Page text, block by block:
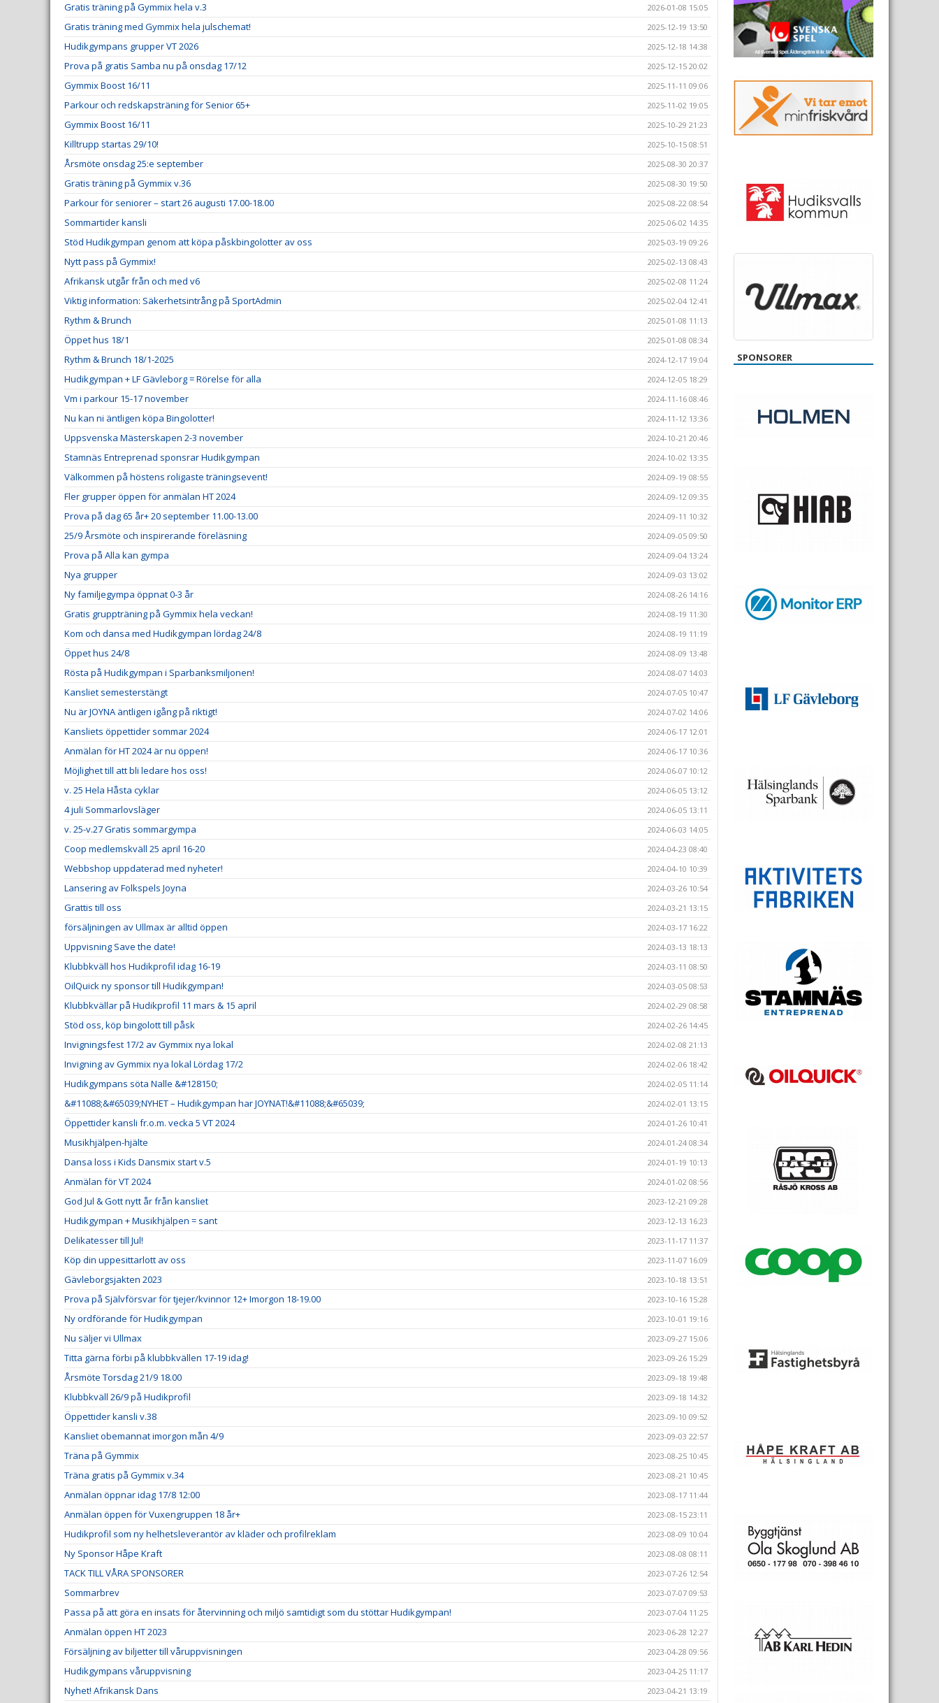
Gratis träning på Gymmix hela v.3 2026-01-08 15:05
Gratis träning med Gymmix hela julschemat! 2025-12-19 13:50
Hudikgympans grupper VT 2026 2025-12-18 14:38
Prova på gratis Samba nu på onsdag 17/12 2025-12-15 20:02
Gymmix Boost 16/11 2025-11-11 09:06
Parkour och redskapsträning för Senior 65+ 2025-11-02 19:05
Gymmix Boost 16/11 2025-10-29 21:23
Killtrupp startas 29/10! 2025-10-15 08:51
Årsmöte onsdag 25:e september 2025-08-30 20:37
Gratis träning på Gymmix v.36 2025-08-30 19:50
Parkour för seniorer – start 26 augusti 17.00-18.00 2025-08-22 08:54
Sommartider kansli 2025-06-02 14:35
Stöd Hudikgympan genom att köpa påskbingolotter av oss 2025-03-19 09:26
Nytt pass på Gymmix! 2025-02-13 08:43
Afrikansk utgår från och med v6 2025-02-08 11:24
Viktig information: Säkerhetsintrång på SportAdmin 2025-02-04 12:41
Rythm & Brunch 2025-01-08 11:13
Öppet hus 18/1 2025-01-08 08:34
Rythm & Brunch 18/1-2025 2024-12-17 19:04
Hudikgympan + LF Gävleborg = Rörelse för alla 2024-12-05 18:29
Vm i parkour 15-17 november 2024-11-16 08:46
Nu kan ni äntligen köpa Bingolotter! 2024-11-12 13:36
Uppsvenska Mästerskapen 2-3 november 2024-10-21 20:46
Stamnäs Entreprenad sponsrar Hudikgympan 2024-10-02 13:35
Välkommen på höstens roligaste träningsevent! 2024-09-19 08:55
Fler grupper öppen för anmälan HT 2024 2024-09-12 09:35
Prova på dag 65 år+ 20 september 11.00-13.00 2024-09-11 10:32
25/9 Årsmöte och inspirerande föreläsning 2024-09-05 09:50
Prova på Alla kan gympa 2024-09-04 13:24
Nya grupper 2024-09-03 13:02
Ny familjegympa öppnat 0-3 år 2024-08-26 14:16
Gratis gruppträning på Gymmix hela veckan! 2024-08-19 11:30
Kom och dansa med Hudikgympan lördag 24/8 2024-08-19 11:19
Öppet hus 24/8 2024-08-09 13:48
Rösta på Hudikgympan i Sparbanksmiljonen! 2024-08-07 14:03
Kansliet semesterstängt 2024-07-05 10:47
Nu är JOYNA äntligen igång på riktigt! 2024-07-02 14:06
Kansliets öppettider sommar 2024 2024-06-17 12:01
Anmälan för HT 2024 är nu öppen! 2024-06-17 10:36
Möjlighet till att bli ledare hos oss! 2024-06-07 10:12
v. 25 Hela Håsta cyklar 2024-06-05 13:12
4 juli Sommarlovsläger 2024-06-05 13:11
v. 25-v.27 Gratis sommargympa 2024-06-03 14:05
Coop medlemskväll 25 april 16-20 2024-04-23 08:40
Webbshop uppdaterad med nyheter! 2024-04-10 10:39
Lansering av Folkspels Joyna 2024-03-26 10:54
Grattis till oss 2024-03-21 13:15
försäljningen av Ullmax är alltid öppen 2024-03-17 16:22
Uppvisning Save the date! 2024-03-13 18:13
Klubbkväll hos Hudikprofil idag 16-19 2024-03-11 08:50
OilQuick ny sponsor till Hudikgympan! 2024-03-05 08:53
Klubbkvällar på Hudikprofil 11 mars & 15 april 2024-02-29 08:58
Stöd oss, köp bingolott till påsk 2024-02-26 14:45
Invigningsfest 17/2 av Gymmix nya lokal 2024-02-08 21:13
Invigning av Gymmix nya lokal Lördag 17/2 2024-02-06 18:42
Hudikgympans söta Nalle &#128150; 2024-02-05 11:14
&#11088;&#65039;NYHET – Hudikgympan har JOYNAT!&#11088;&#65039; 2024-02-01 13:15
Öppettider kansli fr.o.m. vecka 5 VT 2024 2024-01-26 10:41
Musikhjälpen-hjälte 2024-01-24 08:34
Dansa loss i Kids Dansmix start v.5 2024-01-19 10:13
Anmälan för VT 2024 2024-01-02 08:56
God Jul & Gott nytt år från kansliet 2023-12-21 09:28
Hudikgympan + Musikhjälpen = sant 2023-12-13 16:23
Delikatesser till Jul! 2023-11-17 11:37
Köp din uppesittarlott av oss 2023-11-07 16:09
Gävleborgsjakten 2023 2023-10-18 13:51
Prova på Självförsvar för tjejer/kvinnor 12+ Imorgon 18-19.00 2023-10-16 15:28
Ny ordförande för Hudikgympan 2023-10-01 19:16
Nu säljer vi Ullmax 2023-09-27 15:06
Titta gärna förbi på klubbkvällen 17-19 idag! 2023-09-26 15:29
Årsmöte Torsdag 21/9 18.00 2023-09-18 19:48
Klubbkväll 26/9 på Hudikprofil 2023-09-18 14:32
Öppettider kansli v.38 2023-09-10 09:52
Kansliet obemannat imorgon mån 4/9 2023-09-03 22:57
Träna på Gymmix 2023-08-25 10:45
Träna gratis på Gymmix v.34 2023-08-21 10:45
Anmälan öppnar idag 17/8 12:00 2023-08-17 11:44
Anmälan öppen för Vuxengruppen 18 år+ 2023-08-15 23:11
Hudikprofil som ny helhetsleverantör av kläder och profilreklam 2023-08-09 10:04
Ny Sponsor Håpe Kraft 2023-08-08 08:11
TACK TILL VÅRA SPONSORER 2023-07-26 12:54
Sommarbrev 2023-07-07 09:53
Passa på att göra en insats för återvinning och miljö samtidigt som du stöttar Hudikgympan! 2023-07-04 11:25
Anmälan öppen HT 2023 2023-06-28 12:27
Försäljning av biljetter till våruppvisningen 2023-04-28 09:56
Hudikgympans våruppvisning 2023-04-25 11:17
Nyhet! Afrikansk Dans 2023-04-21 13:19
SPONSORER